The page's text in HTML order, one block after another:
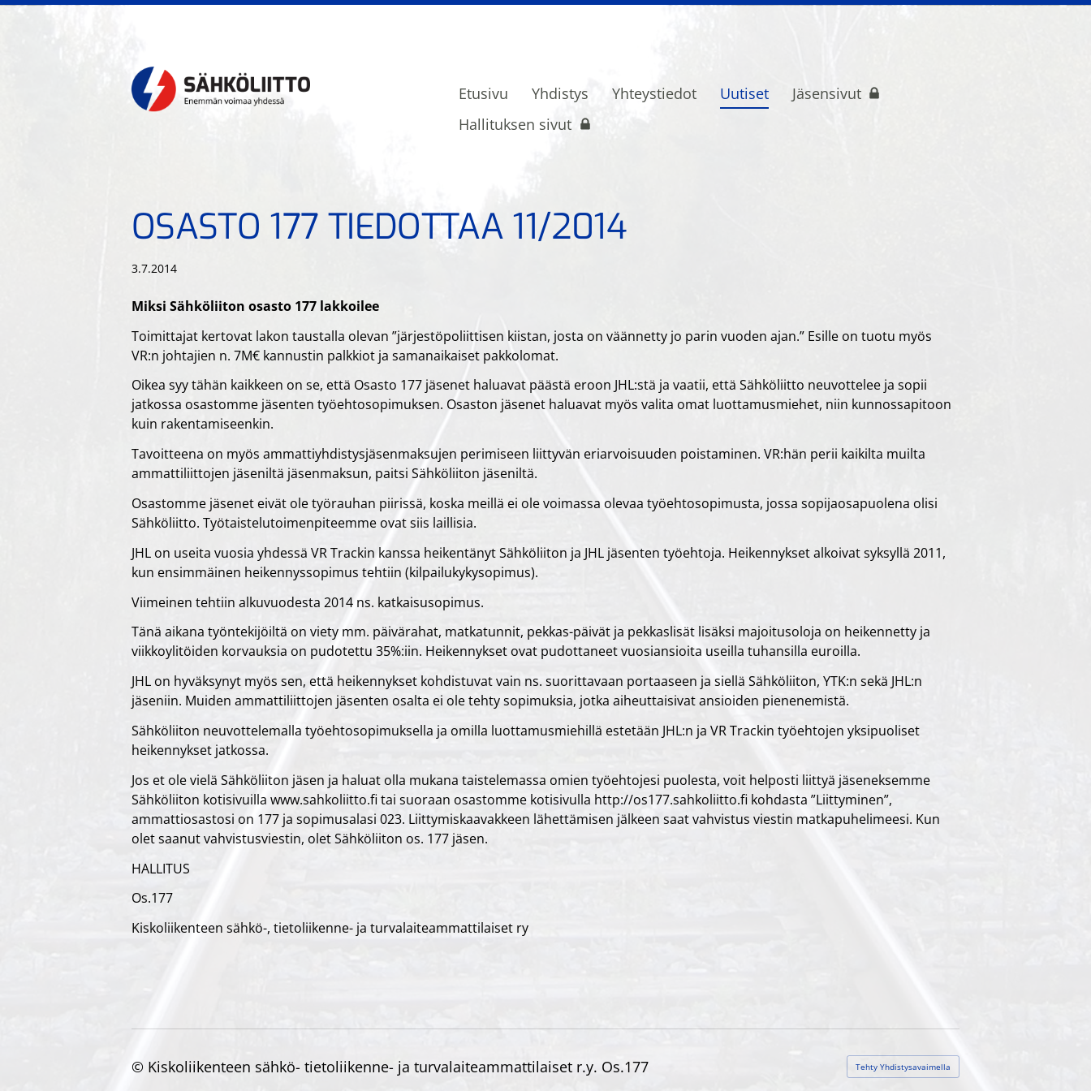
Kiskoliikenteen sähkö- tietoliikenne- ja turvalaiteammattilaiset r.y. Os.177
Etusivu Yhdistys Yhteystiedot Uutiset
Jäsensivut
Hallituksen sivut
OSASTO 177 TIEDOTTAA 11/2014
3.7.2014
Miksi Sähköliiton osasto 177 lakkoilee
Toimittajat kertovat lakon taustalla olevan ”järjestöpoliittisen kiistan, josta on väännetty jo parin vuoden ajan.” Esille on tuotu myös
VR:n johtajien n. 7M€ kannustin palkkiot ja samanaikaiset pakkolomat.
Oikea syy tähän kaikkeen on se, että Osasto 177 jäsenet haluavat päästä eroon JHL:stä ja vaatii, että Sähköliitto neuvottelee ja sopii
jatkossa osastomme jäsenten työehtosopimuksen. Osaston jäsenet haluavat myös valita omat luottamusmiehet, niin kunnossapitoon
kuin rakentamiseenkin.
Tavoitteena on myös ammattiyhdistysjäsenmaksujen perimiseen liittyvän eriarvoisuuden poistaminen. VR:hän perii kaikilta muilta
ammattiliittojen jäseniltä jäsenmaksun, paitsi Sähköliiton jäseniltä.
Osastomme jäsenet eivät ole työrauhan piirissä, koska meillä ei ole voimassa olevaa työehtosopimusta, jossa sopijaosapuolena olisi
Sähköliitto. Työtaistelutoimenpiteemme ovat siis laillisia.
JHL on useita vuosia yhdessä VR Trackin kanssa heikentänyt Sähköliiton ja JHL jäsenten työehtoja. Heikennykset alkoivat syksyllä 2011,
kun ensimmäinen heikennyssopimus tehtiin (kilpailukykysopimus).
Viimeinen tehtiin alkuvuodesta 2014 ns. katkaisusopimus.
Tänä aikana työntekijöiltä on viety mm. päivärahat, matkatunnit, pekkas-päivät ja pekkaslisät lisäksi majoitusoloja on heikennetty ja
viikkoylitöiden korvauksia on pudotettu 35%:iin. Heikennykset ovat pudottaneet vuosiansioita useilla tuhansilla euroilla.
JHL on hyväksynyt myös sen, että heikennykset kohdistuvat vain ns. suorittavaan portaaseen ja siellä Sähköliiton, YTK:n sekä JHL:n
jäseniin. Muiden ammattiliittojen jäsenten osalta ei ole tehty sopimuksia, jotka aiheuttaisivat ansioiden pienenemistä.
Sähköliiton neuvottelemalla työehtosopimuksella ja omilla luottamusmiehillä estetään JHL:n ja VR Trackin työehtojen yksipuoliset
heikennykset jatkossa.
Jos et ole vielä Sähköliiton jäsen ja haluat olla mukana taistelemassa omien työehtojesi puolesta, voit helposti liittyä jäseneksemme
Sähköliiton kotisivuilla www.sahkoliitto.fi tai suoraan osastomme kotisivulla http://os177.sahkoliitto.fi kohdasta ”Liittyminen”,
ammattiosastosi on 177 ja sopimusalasi 023. Liittymiskaavakkeen lähettämisen jälkeen saat vahvistus viestin matkapuhelimeesi. Kun
olet saanut vahvistusviestin, olet Sähköliiton os. 177 jäsen.
HALLITUS
Os.177
Kiskoliikenteen sähkö-, tietoliikenne- ja turvalaiteammattilaiset ry
© Kiskoliikenteen sähkö- tietoliikenne- ja turvalaiteammattilaiset r.y. Os.177 Tehty Yhdistysavaimella